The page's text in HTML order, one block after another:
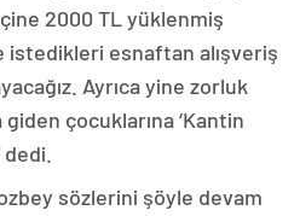
2000 TL yüklenmiş
istedikleri esnaftan alışveriş
Ayrıca yine zorluk
çocuklarına ‘Kantin
sözlerini şöyle devam